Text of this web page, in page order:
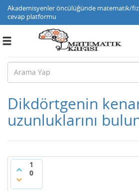
Akademisyenler öncülüğünde matematik/
cevap platformu
Toggle
Dikdörtgenin
uzunluklarını
1
0